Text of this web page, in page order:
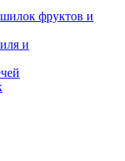
фруктов и
и